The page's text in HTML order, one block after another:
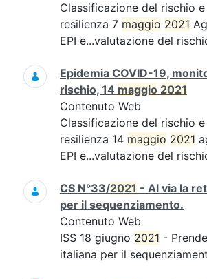
Classificazione del rischio
resilienza 7 maggio 2021
EPI e...valutazione del
Epidemia COVID-19,
rischio, 14 maggio 2021
Contenuto Web
Classificazione del rischio
resilienza 14 maggio 2021
EPI e...valutazione del
CS N°33/2021 - Al via la
per il sequenziamento.
Contenuto Web
ISS 18 giugno 2021 -
italiana per il